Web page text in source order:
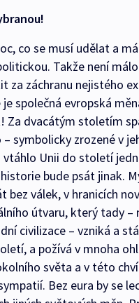
co se musí udělat a
Takže není
za záchranu nejistého
společná evropská
Za dvacátým stoletím
– symbolicky zrozené v
vtáhlo Unii do století
bude psát jinak.
bez válek, v hranicích
útvaru, který tady –
civilizace – vzniká a
a požívá v mnoha
světa a v této
Bez eura by se